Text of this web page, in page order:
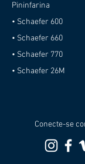
Pininfarina
• Schaefer 600
• Schaefer 660
• Schaefer 770
• Schaefer 26M
Conecte-se